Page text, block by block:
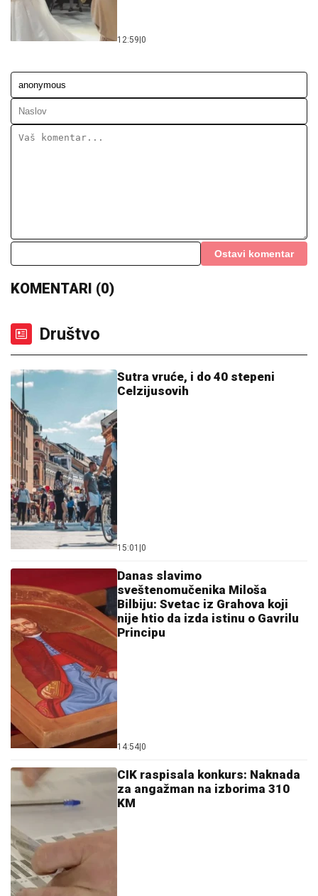
12:59 0
Ostavi komentar
KOMENTARI (0)
Društvo
Sutra vruće, i do 40 stepeni
Celzijusovih
15:01 0
Danas slavimo
sveštenomučenika Miloša
Bilbiju: Svetac iz Grahova koji
nije htio da izda istinu o Gavrilu
Principu
14:54 0
CIK raspisala konkurs: Naknada
za angažman na izborima 310
KM